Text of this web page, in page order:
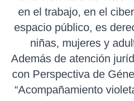
en el trabajo, en el
espacio público, es
niñas, mujeres y
Además de atención
con Perspectiva de
“Acompañamiento